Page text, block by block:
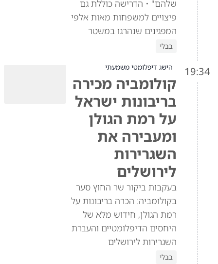
שלהם" • הדרישה כוללת גם
פיצויים למשפחות מאות אלפי
המפגינים שנהרגו במשטר
בבלי
19:34 הישג דיפלומטי משמעתי
קולומביה מכירה
בריבונות ישראל
על רמת הגולן
ומעבירה את
השגרירות
לירושלים
בעקבות ביקור שר החוץ סער
בקולומביה: הכרה בריבונות על
רמת הגולן, חידוש מלא של
היחסים הדיפלומטיים והעברת
השגרירות לירושלים
בבלי